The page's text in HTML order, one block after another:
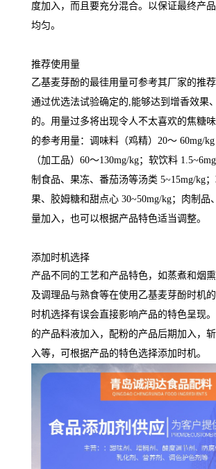
度加入，而且要充分混合。以保证最终产
均匀。
推荐使用量
乙基麦芽酚的最徍用量可参考其厂家的推
通过优选法试验确定的,能够达到增香效果
的。用量过多将出现令人不太喜欢的焦糖
的参考用量：调味料（鸡精）20～ 60mg/
（加工品）60～130mg/kg；软饮料
制食品、果冻、番茄汤等汤类 5~15mg/kg
果、胶姆糖和甜点心 30~50mg/kg；肉制品
量加入，也可以根据产品特色适当调整。
添加时机选择
产品不同的工艺和产品特色，如蒸煮和烟
及调理品与熟食等在使用乙基麦芽酚时机的
时机选择有误会直接影响产品的特色呈现
的产品料液加入，配粉的产品后期加入，
入等，可根据产品的特色选择添加时机。